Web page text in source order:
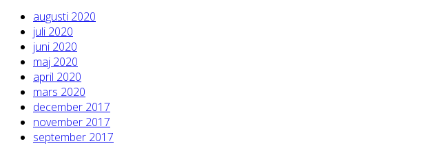
augusti 2020
juli 2020
juni 2020
maj 2020
april 2020
mars 2020
december 2017
november 2017
september 2017